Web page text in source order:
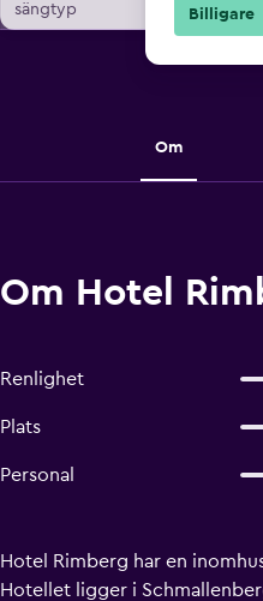
sängtyp
Om
Om Hotel
Renlighet
Plats
Personal
Hotel Rimberg har en
Hotellet ligger i
Billigare